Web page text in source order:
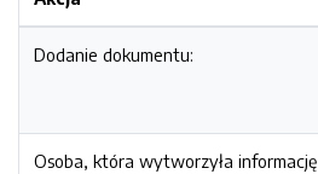
Dodanie dokumentu:
Osoba, która wytworzyła informację